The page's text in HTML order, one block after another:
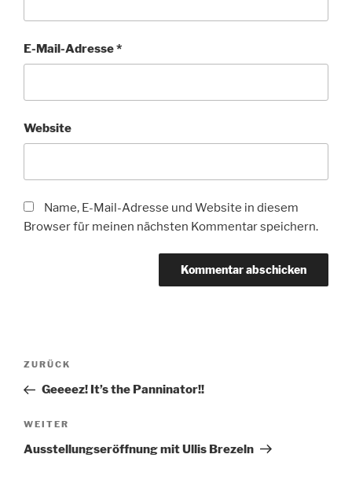
E-Mail-Adresse*
Website
Name, E-Mail-Adresse und Website in diesem
Browser für meinen nächsten Kommentar speichern.
Beitragsnavigation
Vorheriger
Beitrag
ZURÜCK
Geeeez! It’s the Panninator!!
Nächster
Beitrag
WEITER
Ausstellungseröffnung mit Ullis Brezeln